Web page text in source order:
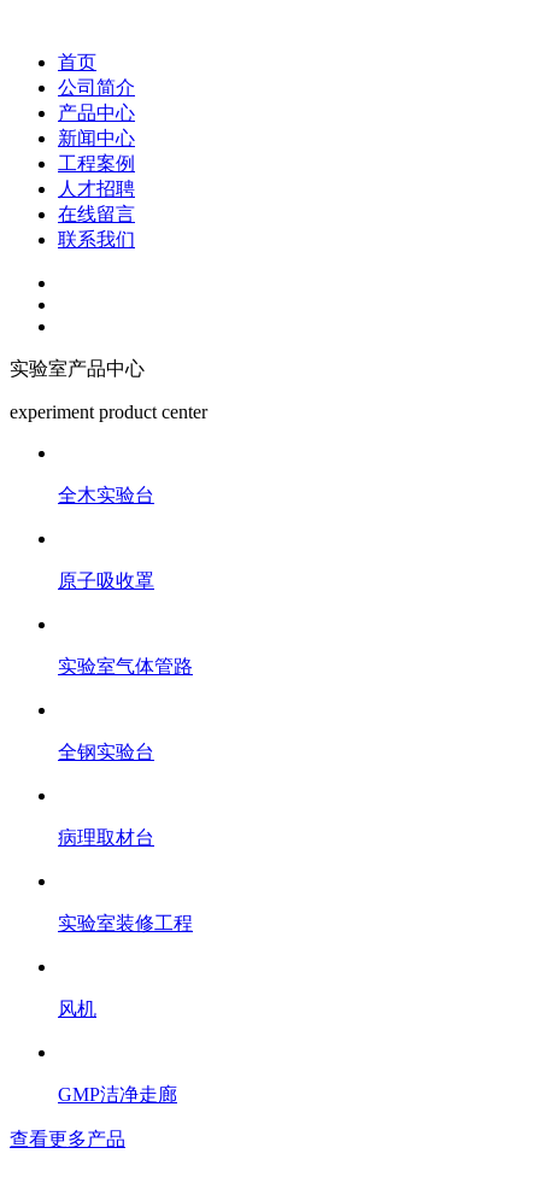
首页
公司简介
产品中心
新闻中心
工程案例
人才招聘
在线留言
联系我们
实验室产品中心
experiment product center
全木实验台
原子吸收罩
实验室气体管路
全钢实验台
病理取材台
实验室装修工程
风机
GMP洁净走廊
查看更多产品